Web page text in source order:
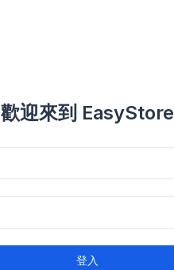
歡迎來到 EasyStore
登入